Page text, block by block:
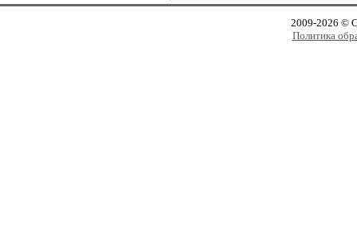
2009-2026 ©
Политика